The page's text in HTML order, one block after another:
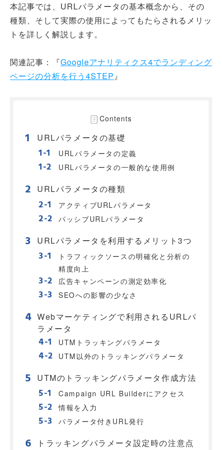
本記事では、URLパラメータの基本概念から、その
種類、そして実際の使用によってもたらされるメリッ
トを詳しく解説します。
関連記事：『Googleアナリティクス4でランディング
ページの分析を行う4STEP』
Contents
URLパラメータの基礎
URLパラメータの定義
URLパラメータの一般的な使用例
URLパラメータの種類
アクティブURLパラメータ
パッシブURLパラメータ
URLパラメータを利用するメリット3つ
トラフィックソースの明確化と分析の
精度向上
広告キャンペーンの測定効率化
SEOへの影響の少なさ
Webマーケティングで利用されるURLパ
ラメータ
UTMトラッキングパラメータ
UTM以外のトラッキングパラメータ
UTMのトラッキングパラメータ作成方法
Campaign URL Builderにアクセス
情報を入力
パラメータ付きURL発行
トラッキングパラメータ設定時の注意点